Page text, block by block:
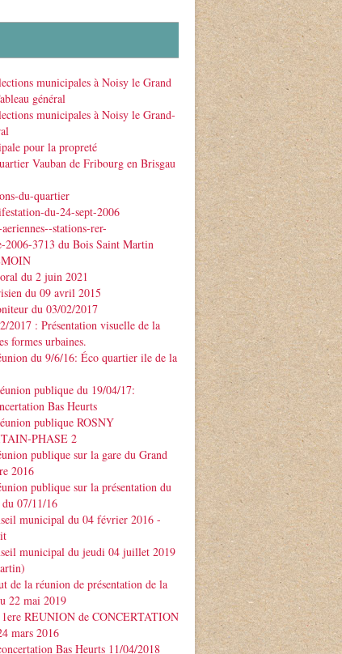
municipales à Noisy le Grand
général
municipales à Noisy le Grand-
pour la propreté
Vauban de Fribourg en Brisgau
du-quartier
du-24-sept-2006
stations-rer-
2006-3713 du Bois Saint Martin
du 2 juin 2021
du 09 avril 2015
du 03/02/2017
2017 : Présentation visuelle de la
formes urbaines.
du 9/6/16: Éco quartier ile de la
publique du 19/04/17:
Bas Heurts
publique ROSNY
PHASE 2
publique sur la gare du Grand
2016
publique sur la présentation du
07/11/16
municipal du 04 février 2016 -
municipal du jeudi 04 juillet 2019
de la réunion de présentation de la
22 mai 2019
REUNION de CONCERTATION
mars 2016
Bas Heurts 11/04/2018